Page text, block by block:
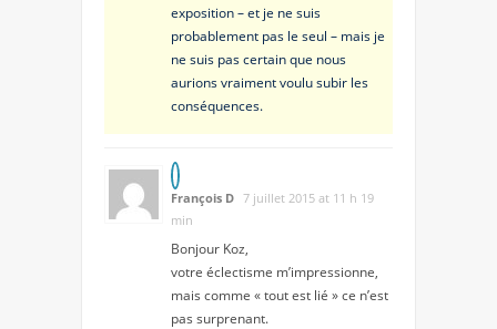
exposition – et je ne suis
probablement pas le seul – mais je
ne suis pas certain que nous
aurions vraiment voulu subir les
conséquences.
François D 7 juillet 2015 at 11 h 19
min
Bonjour Koz,
votre éclectisme m’impressionne,
mais comme « tout est lié » ce n’est
pas surprenant.